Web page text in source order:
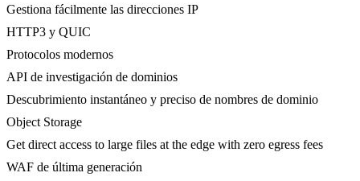
Gestiona fácilmente las direcciones IP
HTTP3 y QUIC
Protocolos modernos
API de investigación de dominios
Descubrimiento instantáneo y preciso de nombres de dominio
Object Storage
Get direct access to large files at the edge with zero egress fees
WAF de última generación